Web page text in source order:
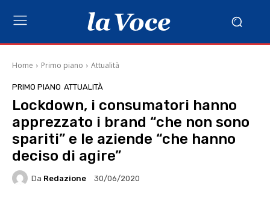
Home Primo piano Attualità
PRIMO PIANO ATTUALITÀ
Lockdown, i consumatori hanno
apprezzato i brand “che non sono
spariti” e le aziende “che hanno
deciso di agire”
Da Redazione 30/06/2020